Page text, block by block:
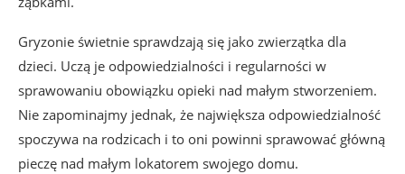
Gryzonie świetnie sprawdzają się jako zwierzątka dla
dzieci. Uczą je odpowiedzialności i regularności w
sprawowaniu obowiązku opieki nad małym stworzeniem.
Nie zapominajmy jednak, że największa odpowiedzialność
spoczywa na rodzicach i to oni powinni sprawować główną
pieczę nad małym lokatorem swojego domu.